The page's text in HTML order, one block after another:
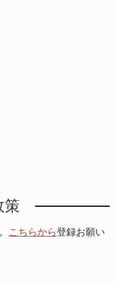
策
こちらから登録お願い